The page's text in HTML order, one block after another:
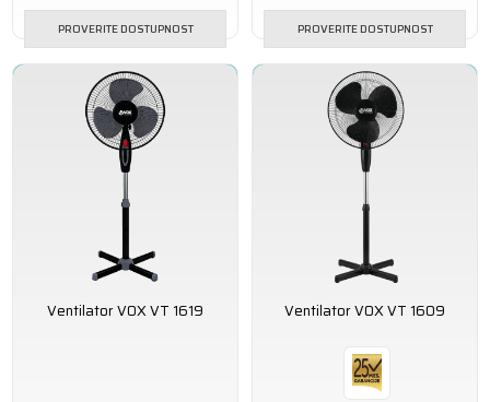
PROVERITE DOSTUPNOST PROVERITE DOSTUPNOST
Ventilator VOX VT 1619 Ventilator VOX VT 1609